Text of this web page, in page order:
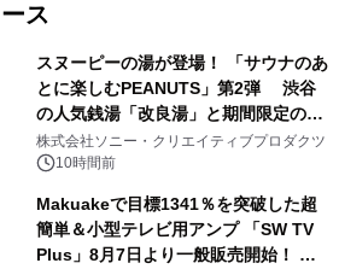
ス
スヌーピーの湯が登場！ 「サウナのあ
とに楽しむPEANUTS」第2弾 渋谷
の人気銭湯「改良湯」と期間限定のコ
ラボレーション サウナイキタイコラ
ボグッズも発売決定！
株式会社ソニー・クリエイティブプロダクツ
10時間前
Makuakeで目標1341％を突破した超
簡単＆小型テレビ用アンプ 「SW TV
Plus」8月7日より一般販売開始！ ケ